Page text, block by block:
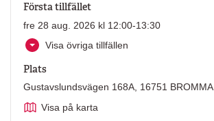
Första tillfället
fre 28 aug. 2026 kl 12:00-13:30
Visa övriga tillfällen
Plats
Gustavslundsvägen 168A, 16751 BROMMA
Visa på karta